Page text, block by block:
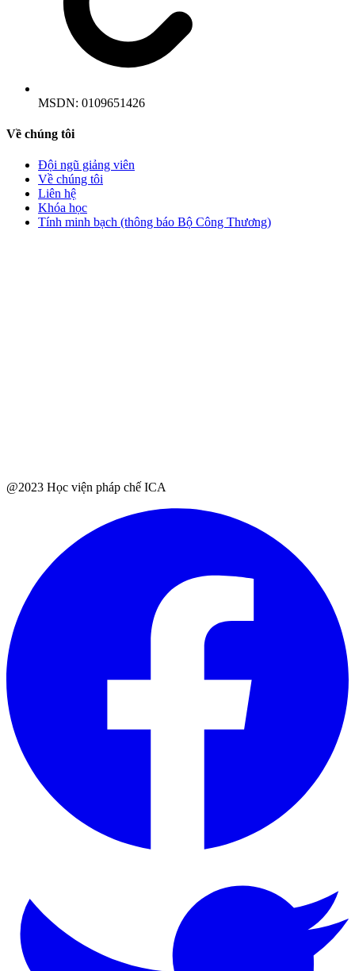
MSDN: 0109651426
Về chúng tôi
Đội ngũ giảng viên
Về chúng tôi
Liên hệ
Khóa học
Tính minh bạch (thông báo Bộ Công Thương)
@2023 Học viện pháp chế ICA